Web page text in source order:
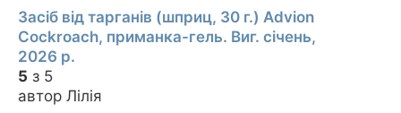
Засіб від тарганів (шприц, 30 г.) Advion
Cockroach, приманка-гель. Виг. січень,
2026 р.
5 з 5
автор Лілія